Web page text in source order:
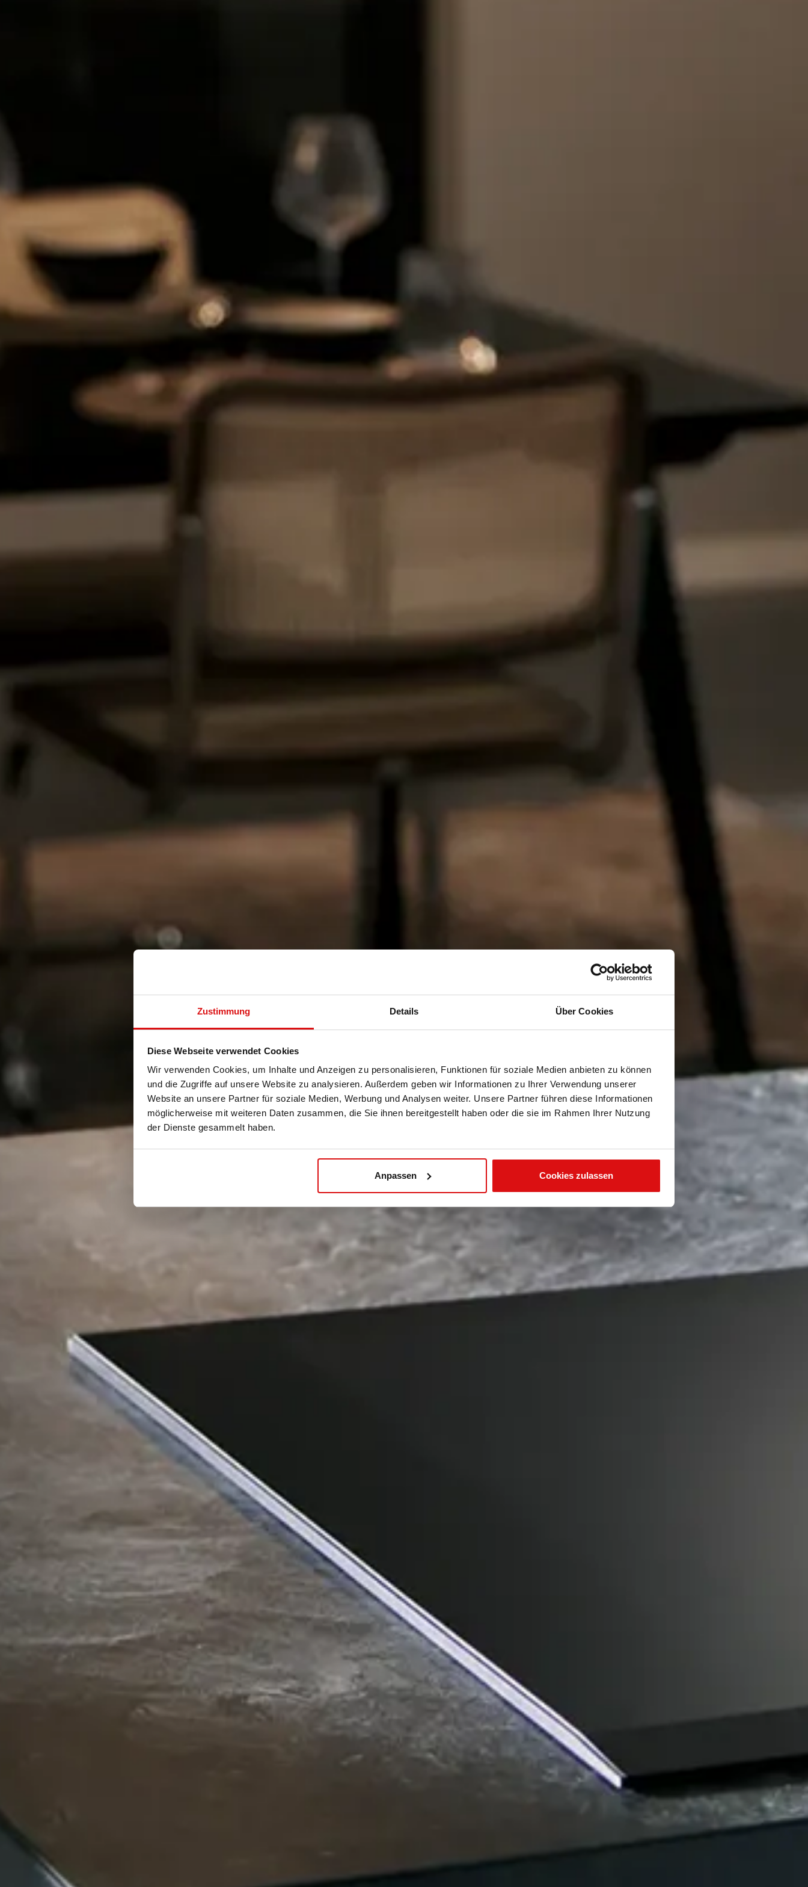
Zustimmung Details Über Cookies
Diese Webseite verwendet Cookies
Wir verwenden Cookies, um Inhalte und Anzeigen zu personalisieren, Funktionen für soziale Medien anbieten zu können
und die Zugriffe auf unsere Website zu analysieren. Außerdem geben wir Informationen zu Ihrer Verwendung unserer
Website an unsere Partner für soziale Medien, Werbung und Analysen weiter. Unsere Partner führen diese Informationen
möglicherweise mit weiteren Daten zusammen, die Sie ihnen bereitgestellt haben oder die sie im Rahmen Ihrer Nutzung
der Dienste gesammelt haben.
Anpassen Cookies zulassen